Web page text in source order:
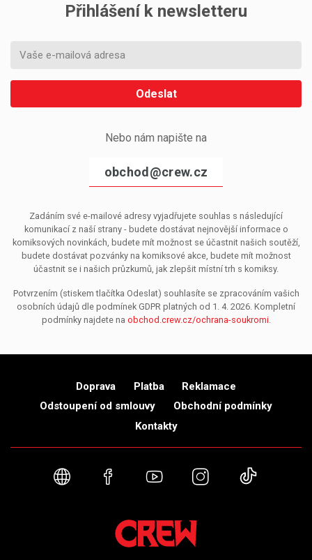
Přihlášení k newsletteru
Odeslat
Nebo nám napište na
obchod@crew.cz
Zadáním své e-mailové adresy vyjadřujete souhlas s následující
komunikací z naší strany - budete dostávat nejnovější informace o
komiksových novinkách, budete mít možnost se účastnit našich soutěží,
budete dostávat pozvánky na komiksové akce, budete mít možnost
účastnit se i našich průzkumů, jak zlepšit místní trh s komiksy.
Potvrzením (stiskem tlačítka Odeslat) souhlasíte se zpracováním vašich
osobních údajů dle podmínek GDPR platných od 1. 4. 2026. Kompletní
podmínky najdete na obchod.crew.cz/ochrana-soukromi.
Doprava Platba
Reklamace
Odstoupení od smlouvy
Obchodní podmínky
Kontakty
Webové stránky
FacebookYouTubeInstagram